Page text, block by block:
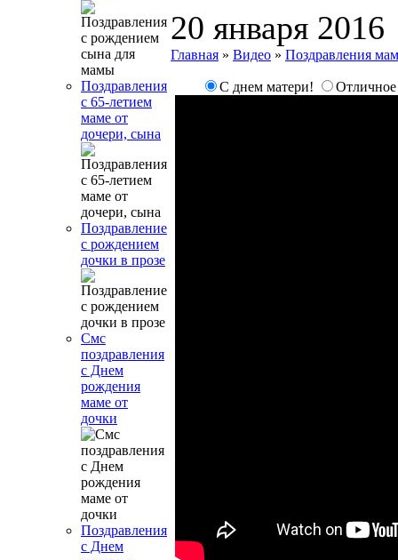
Поздравления
с 65-летием
маме от
дочери, сына
Поздравление
с рождением
дочки в прозе
Смс
поздравления
с Днем
рождения
маме от
дочки
Поздравления
с Днем
20 января 2016
Главная » Видео » Поздравления
С днем матери!